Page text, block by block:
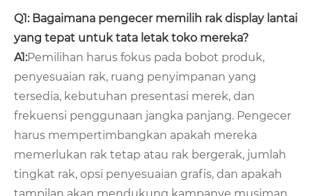
Q1: Bagaimana pengecer memilih rak display lantai
yang tepat untuk tata letak toko mereka?
A1:Pemilihan harus fokus pada bobot produk,
penyesuaian rak, ruang penyimpanan yang
tersedia, kebutuhan presentasi merek, dan
frekuensi penggunaan jangka panjang. Pengecer
harus mempertimbangkan apakah mereka
memerlukan rak tetap atau rak bergerak, jumlah
tingkat rak, opsi penyesuaian grafis, dan apakah